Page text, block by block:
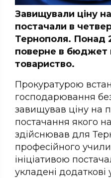
Завищували ціну
постачали в
Тернополя. Понад
поверне в бюджет
товариство.
Прокуратурою
господарювання
завищував ціну на
постачання якого
здійснював для
професійного
ініціативою
укладені